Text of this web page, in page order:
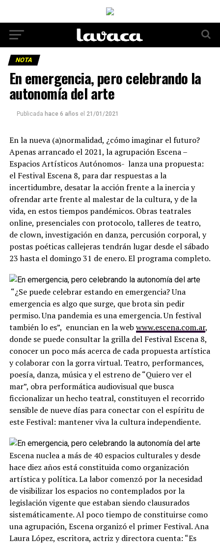
NOTA
En emergencia, pero celebrando la
autonomía del arte
Publicada hace 6 años el 21/01/2021
En la nueva (a)normalidad, ¿cómo imaginar el futuro?
Apenas arrancado el 2021, la agrupación Escena –
Espacios Artísticos Autónomos- lanza una propuesta:
el Festival Escena 8, para dar respuestas a la
incertidumbre, desatar la acción frente a la inercia y
ofrendar arte frente al malestar de la cultura, y de la
vida, en estos tiempos pandémicos. Obras teatrales
online, presenciales con protocolo, talleres de teatro,
de clown, investigación en danza, percusión corporal, y
postas poéticas callejeras tendrán lugar desde el sábado
23 hasta el domingo 31 de enero. El programa completo.
“¿Se puede celebrar estando en emergencia? Una
emergencia es algo que surge, que brota sin pedir
permiso. Una pandemia es una emergencia. Un festival
también lo es”, enuncian en la web www.escena.com.ar,
donde se puede consultar la grilla del Festival Escena 8,
conocer un poco más acerca de cada propuesta artística
y colaborar con la gorra virtual. Teatro, performances,
poesía, danza, música y el estreno de “Quiero ver el
mar”, obra performática audiovisual que busca
ficcionalizar un hecho teatral, constituyen el recorrido
sensible de nueve días para conectar con el espíritu de
este Festival: mantener viva la cultura independiente.
Escena nuclea a más de 40 espacios culturales y desde
hace diez años está constituida como organización
artística y política. La labor comenzó por la necesidad
de visibilizar los espacios no contemplados por la
legislación vigente que estaban siendo clausurados
sistemáticamente. Al poco tiempo de constituirse como
una agrupación, Escena organizó el primer Festival. Ana
Laura López, escritora, actriz y directora cuenta: “Es